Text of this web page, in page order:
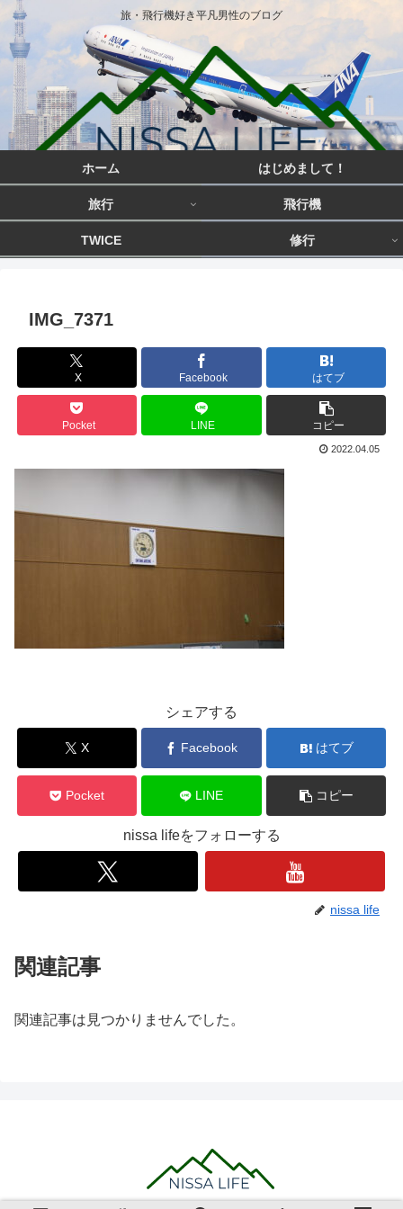
旅・飛行機好き平凡男性のブログ
ホーム はじめまして！
旅行 飛行機
TWICE 修行
IMG_7371
X Facebook はてブ
Pocket LINE コピー
2022.04.05
シェアする
X Facebook はてブ
Pocket LINE コピー
nissa lifeをフォローする
nissa life
関連記事
関連記事は見つかりませんでした。